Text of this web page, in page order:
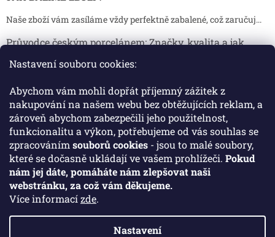
Nastavení souboru cookies:
Abychom vám mohli dopřát příjemný zážitek z
nakupování na našem webu bez obtěžujících reklam, a
zároveň abychom zabezpečili jeho použitelnost,
funkcionalitu a výkon, potřebujeme od vás souhlas se
zpracováním souborů cookies - jsou to malé soubory,
které se dočasně ukládají ve vašem prohlížeči. Pokud
nám jej dáte, pomáháte nám zlepšovat naši
webstránku, za což vám děkujeme.
Více informacízde.
Nastavení
Naše zboží vám zasíláme vždy perfektně zabalené, což zaručuj...
Průvodce českým porcelánem: Značky, kvalita a jak
Jak skladovat broušené sklenice, aby se nepoškodily?
Broušené sklenice jsou symbolem elegance, tradice a luxusu. ...
Facebook
Vytvořil Shoptet